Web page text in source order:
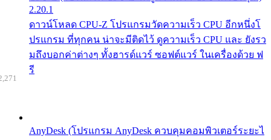
2.20.1
ดาวน์โหลด CPU-Z โปรแกรมวัดความเร็ว CPU อีกหนึ่งโ
ปรแกรม ที่ทุกคน น่าจะมีติดไว้ ดูความเร็ว CPU และ ยังรว
มถึงบอกค่าต่างๆ ทั้งฮารด์แวร์ ซอฟต์แวร์ ในเครื่องด้วย ฟ
รี
AnyDesk (โปรแกรม AnyDesk ควบคุมคอมพิวเตอร์ระยะไ